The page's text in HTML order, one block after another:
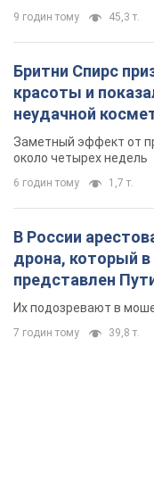
9 годин тому 45,3 т.
Бритни Спирс
красоты и
неудачной
так почти месяц
Заметный эффект от
около четырех недель
6 годин тому 1,7 т.
В России
дрона, который
представлен
Их подозревают в
7 годин тому 39,8 т.